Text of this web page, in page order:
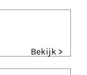
Bekijk >